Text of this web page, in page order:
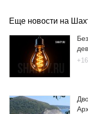
Еще новости на